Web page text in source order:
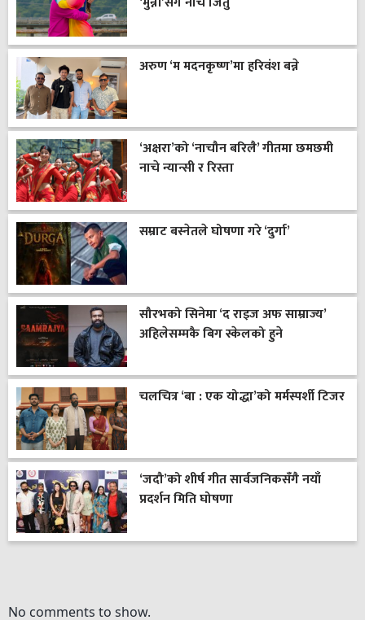
अरुण ‘म मदनकृष्ण’मा हरिवंश बन्ने
‘अक्षरा’को ‘नाचौन बरिलै’ गीतमा छमछमी
नाचे न्यान्सी र रिस्ता
सम्राट बस्नेतले घोषणा गरे ‘दुर्गा’
सौरभको सिनेमा ‘द राइज अफ साम्राज्य’
अहिलेसम्मकै बिग स्केलको हुने
चलचित्र ‘बा : एक योद्धा’को मर्मस्पर्शी टिजर
‘जदौ’को शीर्ष गीत सार्वजनिकसँगै नयाँ
प्रदर्शन मिति घोषणा
No comments to show.